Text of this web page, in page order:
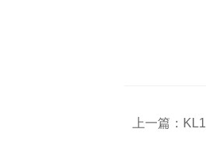
上一篇：